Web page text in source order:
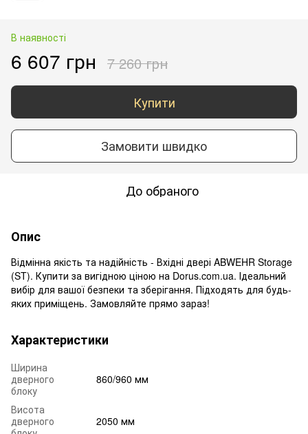
В наявності
6 607 грн 7 260 грн
Купити
Замовити швидко
До обраного
Опис
Відмінна якість та надійність - Вхідні двері ABWEHR Storage
(ST). Купити за вигідною ціною на Dorus.com.ua. Ідеальний
вибір для вашої безпеки та зберігання. Підходять для будь-
яких приміщень. Замовляйте прямо зараз!
Характеристики
Ширина
дверного
блоку
860/960 мм
Висота
дверного
2050 мм